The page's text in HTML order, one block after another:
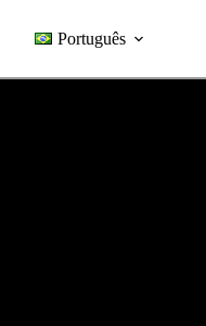
Português